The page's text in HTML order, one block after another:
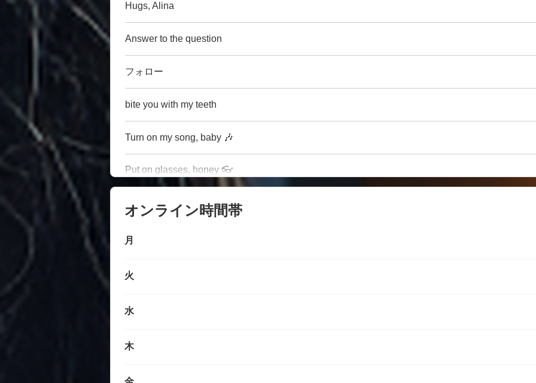
Hugs, Alina
Answer to the question
フォロー
bite you with my teeth
Turn on my song, baby 🎶
Put on glasses, honey 👓
オンライン時間帯
月
火
水
木